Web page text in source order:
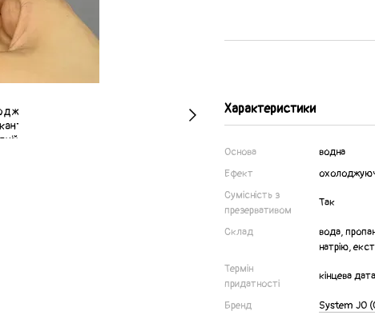
Характеристики
Основа
водна
Ефект
Сумісність з
презервативом
Так
Склад
вода,
натрію,
Термін
придатності
кінцева
Бренд
System JO